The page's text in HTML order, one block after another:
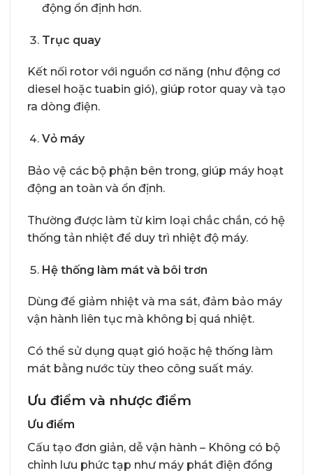
động ổn định hơn.
Trục quay
Kết nối rotor với nguồn cơ năng (như động cơ
diesel hoặc tuabin gió), giúp rotor quay và tạo
ra dòng điện.
Vỏ máy
Bảo vệ các bộ phận bên trong, giúp máy hoạt
động an toàn và ổn định.
Thường được làm từ kim loại chắc chắn, có hệ
thống tản nhiệt để duy trì nhiệt độ máy.
Hệ thống làm mát và bôi trơn
Dùng để giảm nhiệt và ma sát, đảm bảo máy
vận hành liên tục mà không bị quá nhiệt.
Có thể sử dụng quạt gió hoặc hệ thống làm
mát bằng nước tùy theo công suất máy.
Ưu điểm và nhược điểm
Ưu điểm
Cấu tạo đơn giản, dễ vận hành – Không có bộ
chỉnh lưu phức tạp như máy phát điện đồng